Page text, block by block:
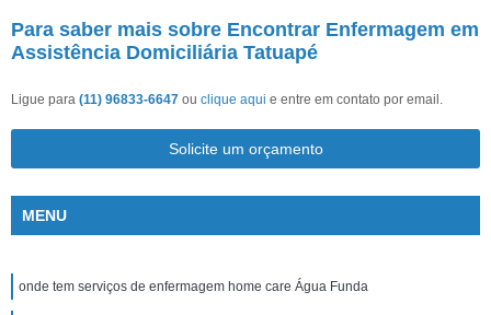
Para saber mais sobre Encontrar Enfermagem em
Assistência Domiciliária Tatuapé
Ligue para (11) 96833-6647 ou clique aqui e entre em contato por email.
Solicite um orçamento
MENU
onde tem serviços de enfermagem home care Água Funda